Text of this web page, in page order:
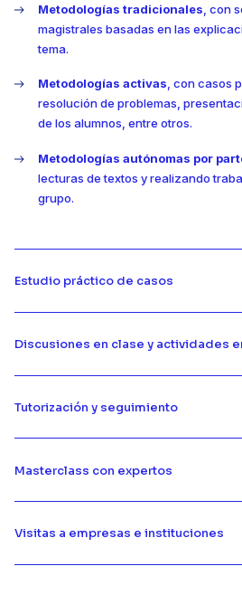
Metodologías tradicionales , con
magistrales basadas en las
tema.
Metodologías activas, con casos
resolución de problemas,
de los alumnos, entre otros.
Metodologías autónomas por
lecturas de textos y realizando
grupo.
Estudio práctico de casos
Discusiones en clase y actividades
Tutorización y seguimiento
Masterclass con expertos
Visitas a empresas e instituciones